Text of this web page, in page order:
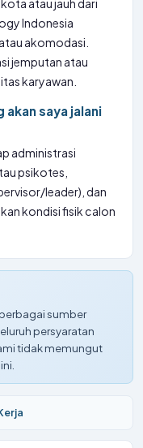
atau jauh dari
Indonesia
akomodasi.
jemputan atau
karyawan.
saya jalani
administrasi
psikotes,
leader), dan
kondisi fisik calon
sumber
persyaratan
tidak memungut